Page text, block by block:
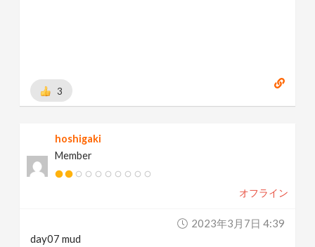
3
hoshigaki
Member
オフライン
2023年3月7日 4:39
day07 mud